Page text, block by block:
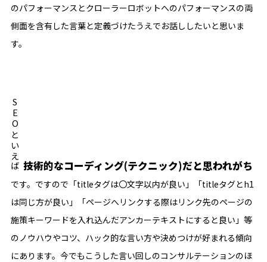
のパフォーマンスとクローラーロボットへのパフォーマンスの両
側面を含有した言葉と定義づけたうえでお話ししたいと思いま
す。
SEOといえば 技術的なコーディング(テクニック)だと思われがち
です。ですので「titleタグは〇文字以内が良い」「titleタグとh1
は同じ方が良い」「ページへリンクする際はリンク先のページの
施策キーワードを入れ込んだアンカーテキストにすると良い」等
のノウハウやコツ、ハック的な言い方や決めつけが好まれる傾向
にあります。今でもこうした言い回しのコンサルテーションのほ